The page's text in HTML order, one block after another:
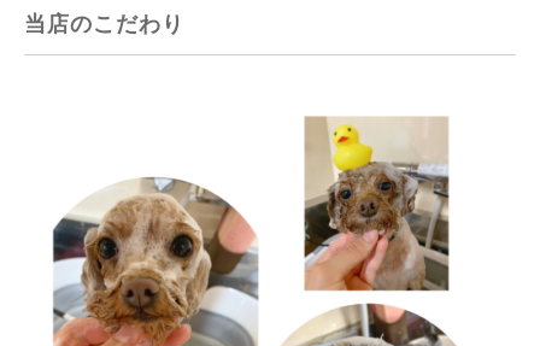
当店のこだわり